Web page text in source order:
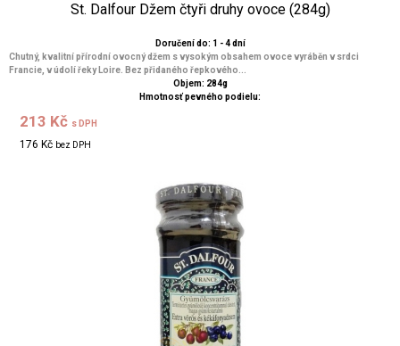
St. Dalfour Džem čtyři druhy ovoce (284g)
Doručení do: 1 - 4 dní
Chutný, kvalitní přírodní ovocný džem s vysokým obsahem ovoce vyráběn v srdci
Francie, v údolí řeky Loire. Bez přidaného řepkového...
Objem: 284g
Hmotnosť pevného podielu:
213 Kč s DPH
176 Kč bez DPH